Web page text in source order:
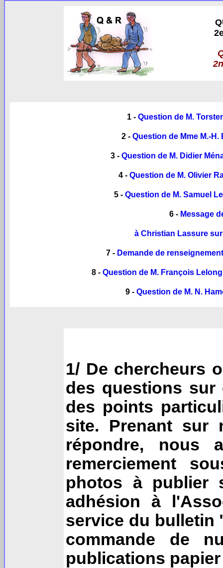
1 -Question de M.
2 - Question de Mme M.-
3 - Question de M. Didier
4 -Question de M. Olivier
5 -Question de M. Samuel
6 - Message
à Christian Lassure
7 - Demande de
8 -Question de M. François
9 - Question de M. N.
1/ De chercheurs
des questions
des points
site. Prenant sur
répondre, nous
remerciement
photos à publier
adhésion à
service du bulletin
commande de
publications papier